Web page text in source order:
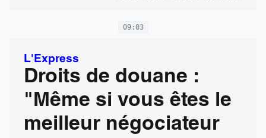
09:03
L'Express
Droits de douane :
"Même si vous êtes le
meilleur négociateur